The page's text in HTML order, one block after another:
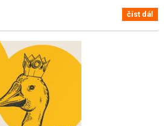
číst dál